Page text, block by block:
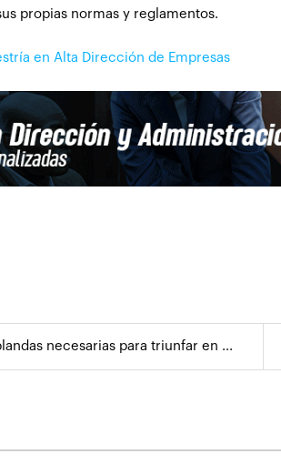
propias normas y reglamentos.
en Alta Dirección de Empresas
necesarias para triunfar en ...